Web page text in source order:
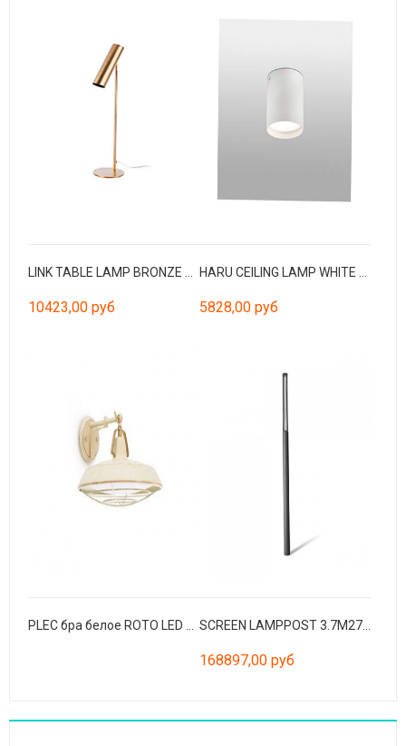
LINK TABLE LAMP BRONZE 1xGU10
10423,00 руб
HARU CEILING LAMP WHITE LED 6W 3000K
5828,00 руб
PLEC бра белое ROTO LED 15W 2700K SCREEN LAMPPOST 3.7M2700K CRI90 HE ASYM DALI 100-2
168897,00 руб